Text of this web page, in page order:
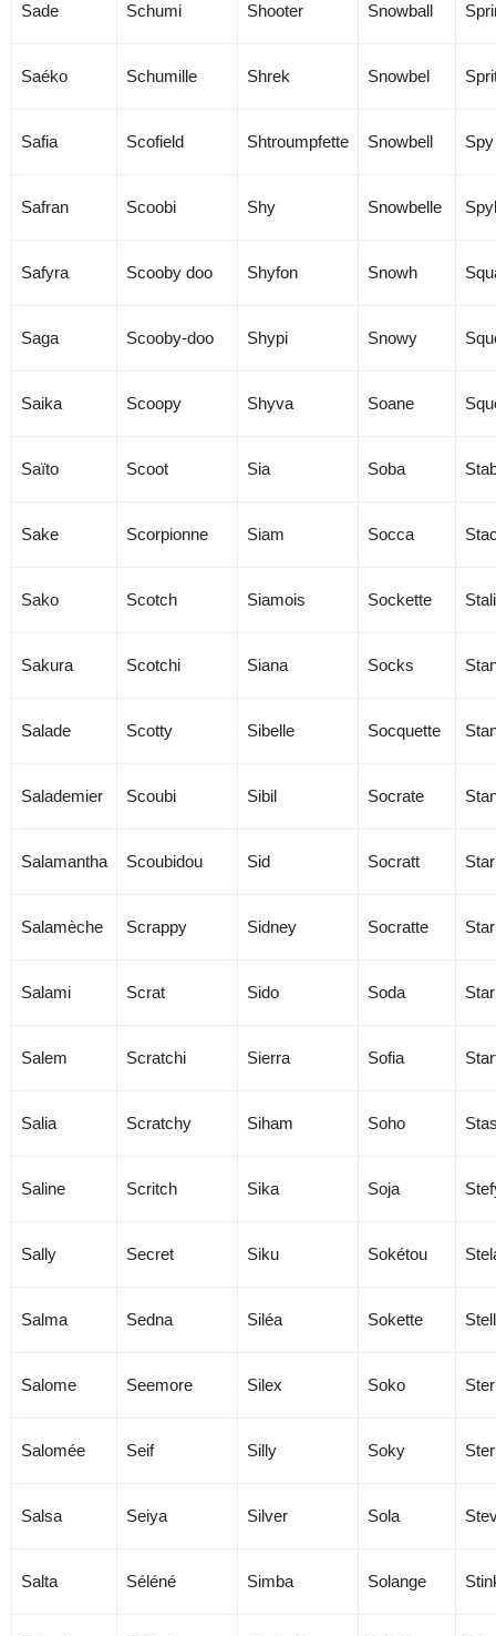
Sade Schumi Shooter Snowball
Saéko Schumille Shrek Snowbel
Safia Scofield Shtroumpfette Snowbell Spy
Safran Scoobi Shy Snowbelle
Safyra Scooby doo Shyfon Snowh
Saga Scooby-doo Shypi Snowy
Saika Scoopy Shyva Soane
Saïto Scoot Sia Soba
Sake Scorpionne Siam Socca
Sako Scotch Siamois Sockette
Sakura Scotchi Siana Socks
Salade Scotty Sibelle Socquette
Salademier Scoubi Sibil Socrate
Salamantha Scoubidou Sid Socratt Star
Salamèche Scrappy Sidney Socratte
Salami Scrat Sido Soda
Salem Scratchi Sierra Sofia
Salia Scratchy Siham Soho
Saline Scritch Sika Soja
Sally Secret Siku Sokétou
Salma Sedna Siléa Sokette
Salome Seemore Silex Soko
Salomée Seif Silly Soky
Salsa Seiya Silver Sola
Salta Séléné Simba Solange